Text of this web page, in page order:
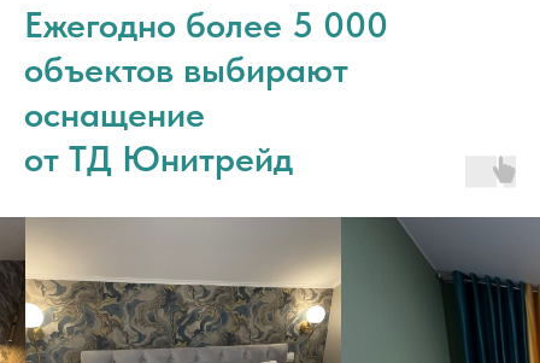
Ежегодно более 5 000
объектов выбирают
оснащение
от ТД Юнитрейд